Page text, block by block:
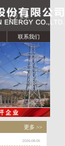
登录
联系我们
更多 >>
2026-08-05